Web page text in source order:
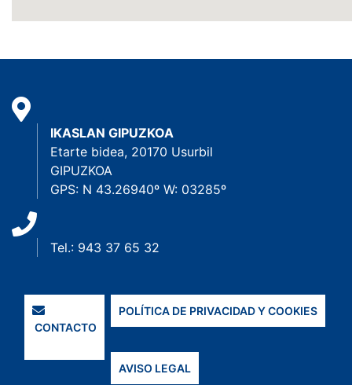
IKASLAN GIPUZKOA
Etarte bidea, 20170 Usurbil
GIPUZKOA
GPS: N 43.26940º W: 03285º
Tel.: 943 37 65 32
CONTACTO
POLÍTICA DE PRIVACIDAD Y COOKIES
AVISO LEGAL